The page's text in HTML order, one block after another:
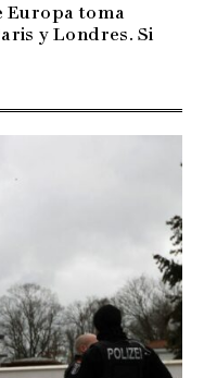
Europa toma
y Londres. Si